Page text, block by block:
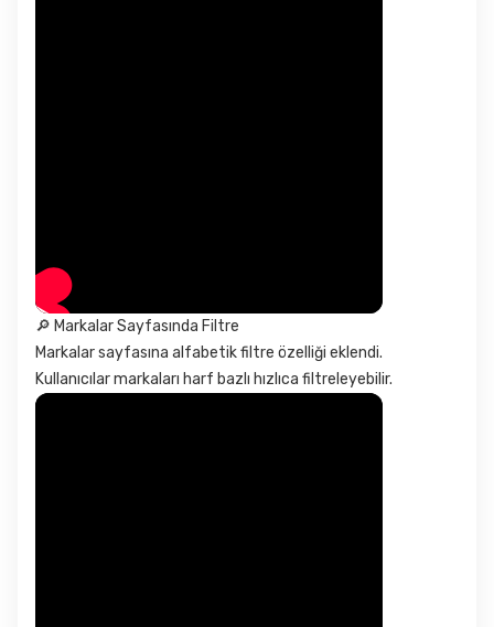
🔎 Markalar Sayfasında Filtre
Markalar sayfasına alfabetik filtre özelliği eklendi.
Kullanıcılar markaları harf bazlı hızlıca filtreleyebilir.